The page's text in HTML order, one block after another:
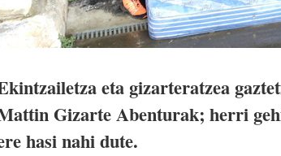
eta gizarteratzea
Gizarte Abenturak; herri
hasi nahi dute.